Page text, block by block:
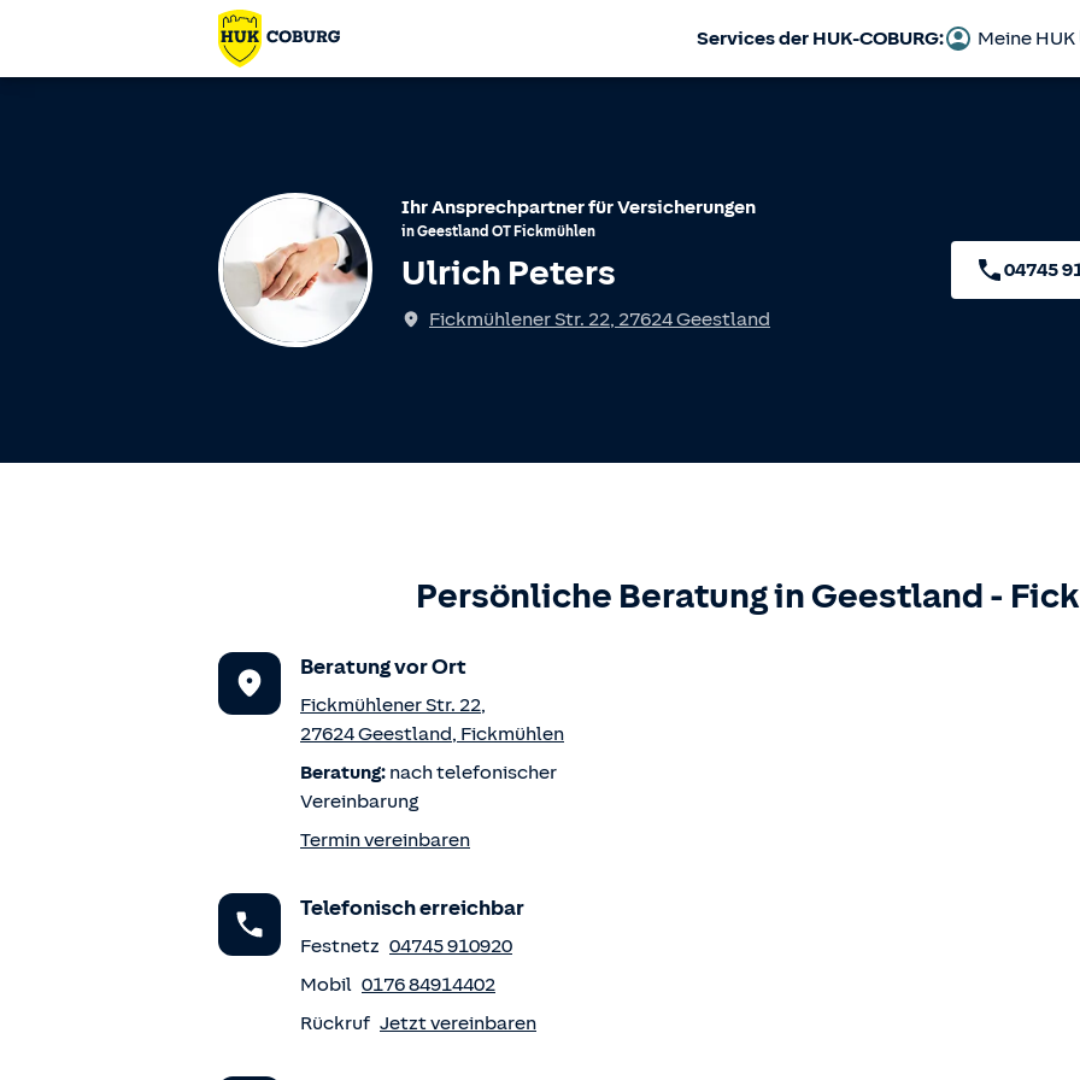
Services der HUK-COBURG: Meine HUK
Ihr Ansprechpartner für Versicherungen
inGeestland OT Fickmühlen
Ulrich Peters
Fickmühlener Str. 22, 27624Geestland
04745
Persönliche Beratung in Geestland -
Beratung vor Ort
Fickmühlener Str. 22,
27624Geestland, Fickmühlen
Beratung: nach telefonischer
Vereinbarung
Termin vereinbaren
Telefonisch erreichbar
Festnetz 04745 910920
Mobil 0176 84914402
Rückruf Jetzt vereinbaren